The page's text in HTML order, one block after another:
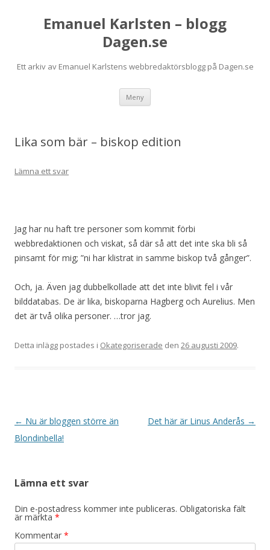
Emanuel Karlsten – blogg
Dagen.se
Ett arkiv av Emanuel Karlstens webbredaktörsblogg på Dagen.se
Meny
Lika som bär – biskop edition
Lämna ett svar
Jag har nu haft tre personer som kommit förbi
webbredaktionen och viskat, så där så att det inte ska bli så
pinsamt för mig; ”ni har klistrat in samme biskop två gånger”.
Och, ja. Även jag dubbelkollade att det inte blivit fel i vår
bilddatabas. De är lika, biskoparna Hagberg och Aurelius. Men
det är två olika personer. …tror jag.
Detta inlägg postades i Okategoriserade den 26 augusti 2009.
Inläggsnavigering
← Nu är bloggen större än
Blondinbella!
Det här är Linus Anderås →
Lämna ett svar
Din e-postadress kommer inte publiceras. Obligatoriska fält
är märkta *
Kommentar *